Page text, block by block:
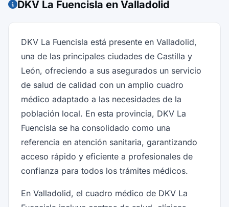
DKV La Fuencisla en Valladolid
DKV La Fuencisla está presente en Valladolid,
una de las principales ciudades de Castilla y
León, ofreciendo a sus asegurados un servicio
de salud de calidad con un amplio cuadro
médico adaptado a las necesidades de la
población local. En esta provincia, DKV La
Fuencisla se ha consolidado como una
referencia en atención sanitaria, garantizando
acceso rápido y eficiente a profesionales de
confianza para todos los trámites médicos.
En Valladolid, el cuadro médico de DKV La